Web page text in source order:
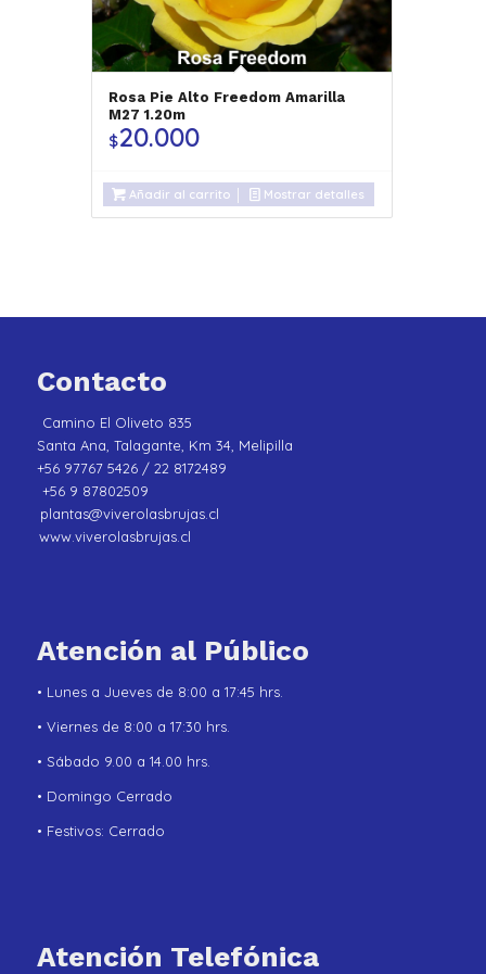
Rosa Pie Alto Freedom Amarilla
M27 1.20m
$20.000
Añadir al carrito Mostrar detalles
Contacto
Camino El Oliveto 835
Santa Ana, Talagante, Km 34, Melipilla
+56 97767 5426 / 22 8172489
+56 9 87802509
plantas@viverolasbrujas.cl
www.viverolasbrujas.cl
Atención al Público
• Lunes a Jueves de 8:00 a 17:45 hrs.
• Viernes de 8:00 a 17:30 hrs.
• Sábado 9.00 a 14.00 hrs.
• Domingo Cerrado
• Festivos: Cerrado
Atención Telefónica